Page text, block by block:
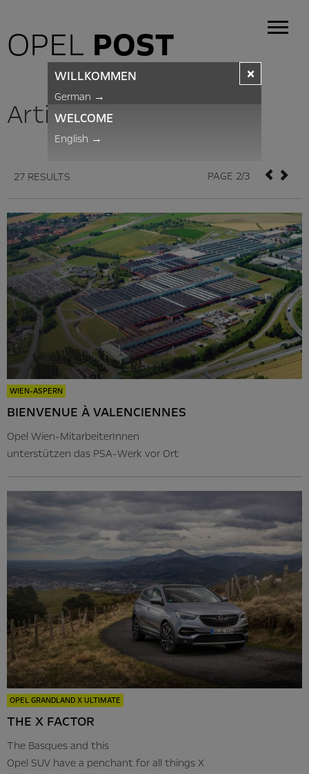
OPEL POST
Articles
27 RESULTS PAGE 2/3
WIEN-ASPERN
BIENVENUE À VALENCIENNES
Opel Wien-MitarbeiterInnen
unterstützen das PSA-Werk vor Ort
OPEL GRANDLAND X ULTIMATE
THE X FACTOR
The Basques and this
Opel SUV have a penchant for all things X
×
WILLKOMMEN
German →
WELCOME
English →